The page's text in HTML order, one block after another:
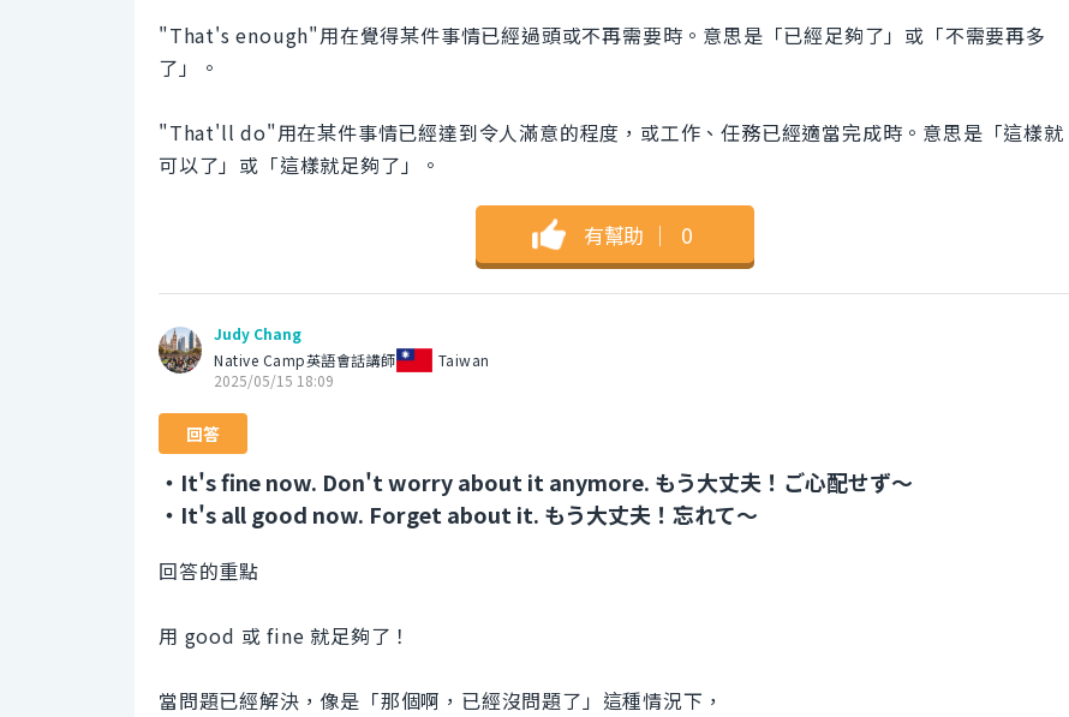
"That's enough"用在覺得某件事情已經過頭或不再需要時。意思是「已經足夠了」或「不需要再多
了」。
"That'll do"用在某件事情已經達到令人滿意的程度，或工作、任務已經適當完成時。意思是「這樣就
可以了」或「這樣就足夠了」。
有幫助 ｜ 0
Judy Chang
Native Camp英語會話講師
Taiwan
2025/05/15 18:09
回答
・It's fine now. Don't worry about it anymore. もう大丈夫！ご心配せず～
・It's all good now. Forget about it. もう大丈夫！忘れて～
回答的重點
用 good 或 fine 就足夠了！
當問題已經解決，像是「那個啊，已經沒問題了」這種情況下，